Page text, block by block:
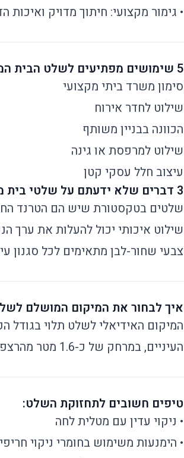
• גימור מקצועי: חיתוך מדויק ואיכות
5 שימושים מפתיעים לשלט הבית המעוצב:
סימון משרד ביתי מקצועי
שילוט לחדר אירוח
הכוונה בבניין משותף
שילוט למרפסת או גינה
עיצוב חלל עסקי קטן
3 דברים שלא ידעתם על שלטי בית מעוצבים:
שלטים בטקסטורת שיש הם הטרנד
שילוט איכותי יכול להעלות את ערך
צבעי שחור-לבן מתאימים לכל סגנון
איך לבחור את המיקום המושלם
המיקום האידיאלי לשלט תלוי
העיניים, במרחק של כ-1.6 מטר מהרצפה. שימו לב שהשטח נקי ויבש לפני ההתקנה.
טיפים חשובים לתחזוקת השלט:
• ניקוי עדין עם מטלית לחה
• הימנעות משימוש בחומרי ניקוי